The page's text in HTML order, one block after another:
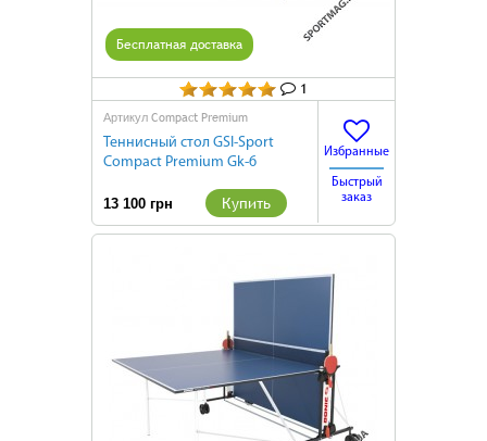
1
Бесплатная доставка
Артикул Compact Premium
Теннисный стол GSI-Sport
Compact Premium Gk-6
13 100 грн Купить
Избранные
Быстрый
заказ